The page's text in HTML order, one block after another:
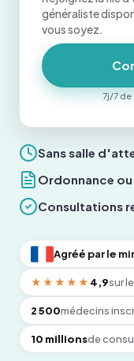
Sans salle
Ordonnance
Consultations
Agréé par le
★★★★★ 4,9sur
2 500médecins
10 millionsde
généraliste
vous soyez.
7j/7 de